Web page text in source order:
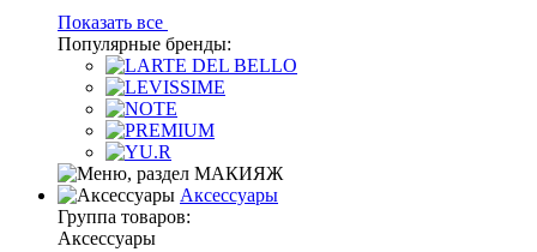
Показать все
Популярные бренды:
Аксессуары
Группа товаров:
Аксессуары